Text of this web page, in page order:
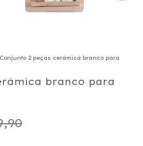
Conjunto 2 peças cerâmica branco para
branco para